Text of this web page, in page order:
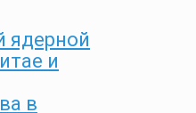
ядерной
и
в